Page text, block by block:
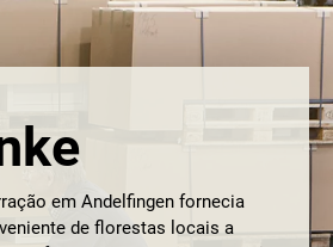
em Andelfingen fornecia
de florestas locais a